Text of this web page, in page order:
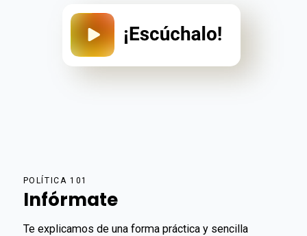
POLÍTICA 101
Infórmate
Te explicamos de una forma práctica y sencilla